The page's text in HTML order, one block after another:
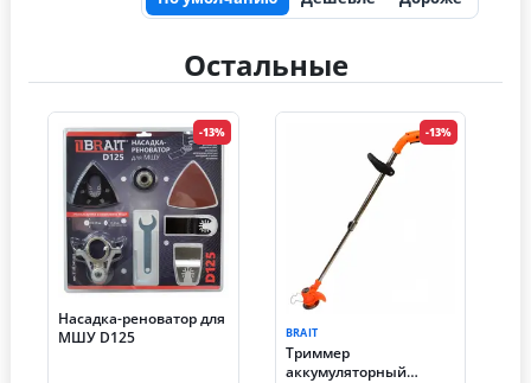
Остальные
-13%
Насадка-реноватор для
МШУ D125
-13%
BRAIT
Триммер
аккумуляторный